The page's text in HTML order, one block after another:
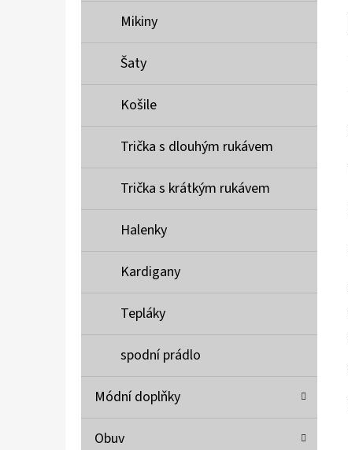
Mikiny
Šaty
Košile
Trička s dlouhým rukávem
Trička s krátkým rukávem
Halenky
Kardigany
Tepláky
spodní prádlo
Módní doplňky
Obuv